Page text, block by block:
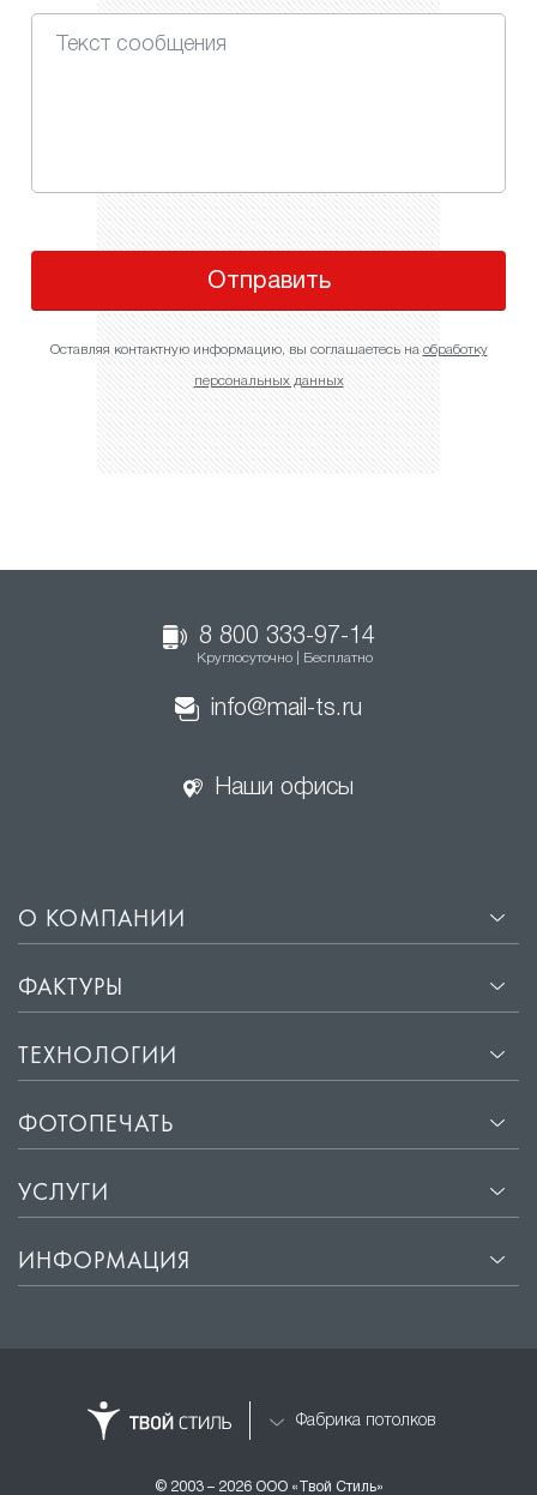
Отправить
Оставляя контактную информацию, вы соглашаетесь наобработку
персональных данных
8 800 333-97-14
Круглосуточно | Бесплатно
info@mail-ts.ru
Наши офисы
О КОМПАНИИ
ФАКТУРЫ
ТЕХНОЛОГИИ
ФОТОПЕЧАТЬ
УСЛУГИ
ИНФОРМАЦИЯ
Фабрика потолков
© 2003 – 2026 ООО «Твой Стиль»